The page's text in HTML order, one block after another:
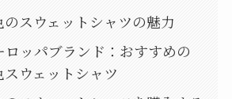
のスウェットシャツの魅力
ロッパブランド：おすすめの
スウェットシャツ